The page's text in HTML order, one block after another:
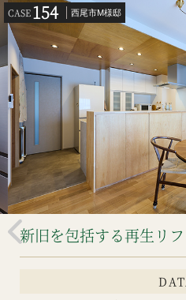
CASE154 西尾市M様邸
新旧を包括する再生リ